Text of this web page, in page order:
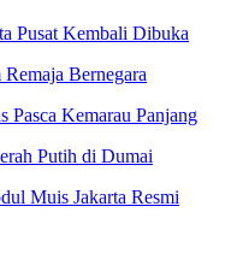
Pusat Kembali Dibuka
Bernegara
Kemarau Panjang
Putih di Dumai
Muis Jakarta Resmi